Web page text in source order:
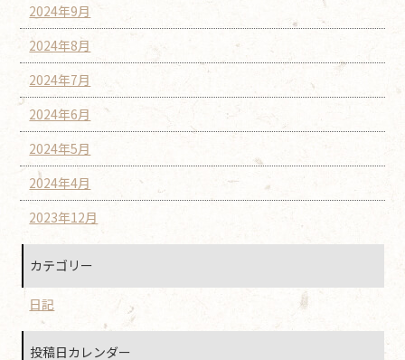
2024年9月
2024年8月
2024年7月
2024年6月
2024年5月
2024年4月
2023年12月
カテゴリー
日記
投稿日カレンダー